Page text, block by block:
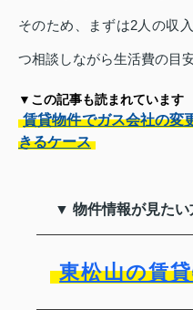
そのため、まずは2人の収
つ相談しながら生活費の目
▼この記事も読まれています
賃貸物件でガス会社の変
きるケース
▼ 物件情報が見た
東松山の賃